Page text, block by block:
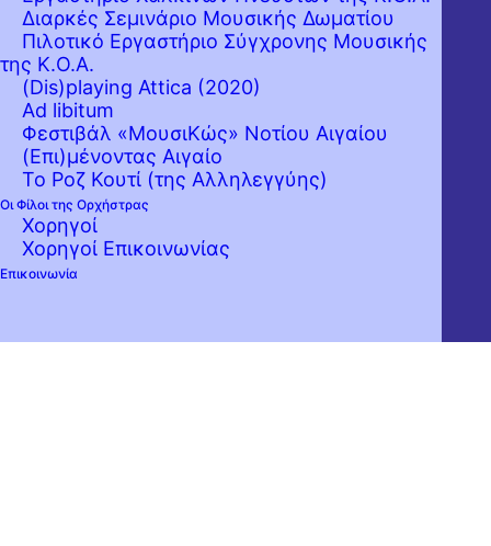
Διαρκές Σεμινάριο Μουσικής Δωματίου
Πιλοτικό Εργαστήριο Σύγχρονης Μουσικής
της Κ.Ο.Α.
(Dis)playing Attica (2020)
Ad libitum
Φεστιβάλ «ΜουσιΚώς» Νοτίου Αιγαίου
(Επι)μένοντας Αιγαίο
Το Ροζ Κουτί (της Αλληλεγγύης)
Οι Φίλοι της Ορχήστρας
Χορηγοί
Χορηγοί Επικοινωνίας
Επικοινωνία